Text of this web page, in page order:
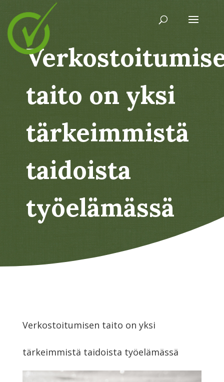
taito on yksi
tärkeimmistä
taidoista
työelämässä
Verkostoitumisen taito on yksi
tärkeimmistä taidoista työelämässä